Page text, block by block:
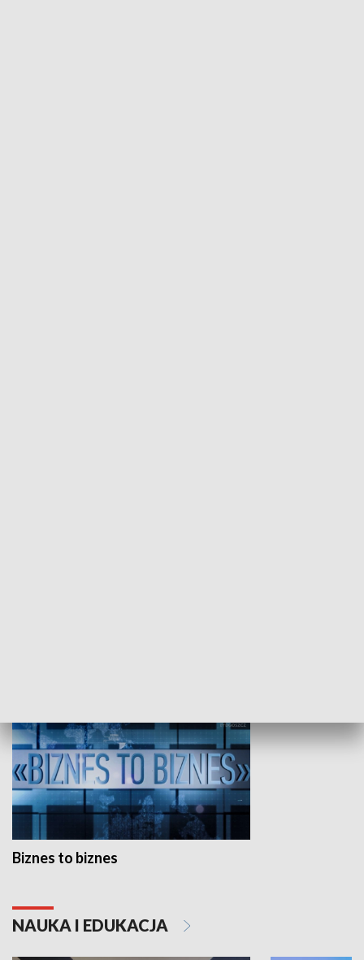
Biznes to biznes
NAUKA I EDUKACJA